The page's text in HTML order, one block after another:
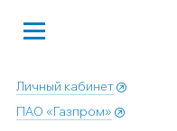
Личный кабинет
ПАО «Газпром»